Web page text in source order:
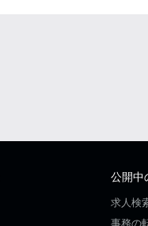
公開中
求人検
事務の